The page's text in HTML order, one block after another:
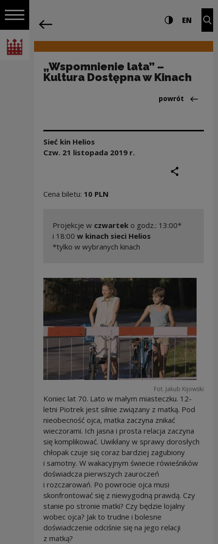
Włącz nawigację
Narodowe Centrum Kultury
Nawigacja Ustawienia i Wysoki
EN
„Wspomnienie lata” –
Kultura Dostępna w Kinach
Powrót
powrót
Sieć kin Helios
Czw. 21 listopada 2019r.
Cena biletu: 10 PLN
Projekcje w czwartek o godz.: 13:00*
i 18:00 w kinach sieci Helios
*tylko w wybranych kinach
Fot. Jakub Kijowski
Koniec lat 70. Lato w małym miasteczku. 12-
letni Piotrek jest silnie związany z matką. Pod
nieobecność ojca, matka zaczyna znikać
wieczorami. Ich jasna i prosta relacja zaczyna
się komplikować. Uwikłany w sprawy dorosłych
chłopak czuje się coraz bardziej zagubiony
i samotny. W wakacyjnym świecie rówieśników
doświadcza pierwszych zauroczeń
i rozczarowań. Po powrocie ojca musi
skonfrontować się z niewygodną prawdą. Czy
stanie po stronie matki? Czy będzie lojalny
wobec ojca? Jak to trudne i bolesne
doświadczenie odciśnie się na jego relacji
z matką?